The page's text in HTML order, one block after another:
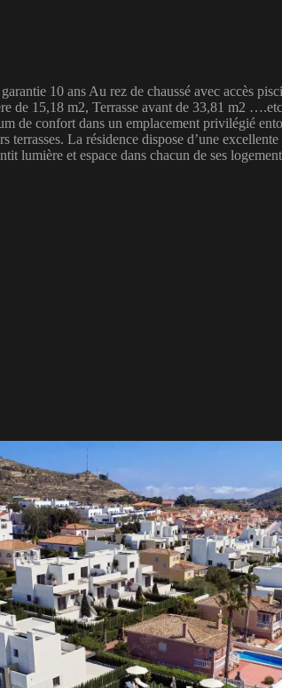
10 ans Au rez de chaussé avec accès
de 15,18 m2, Terrasse avant de 33,81 m2
de confort dans un emplacement privilégié
terrasses. La résidence dispose d’une
lumière et espace dans chacun de ses